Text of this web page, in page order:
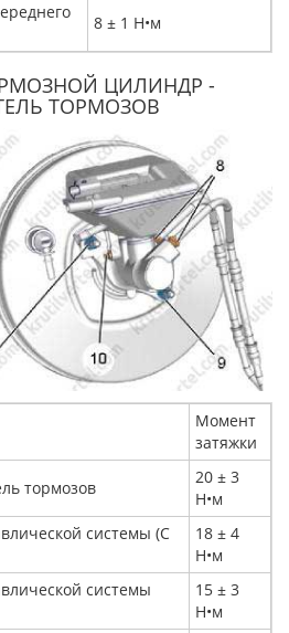
8 ± 1 Н•м
ЦИЛИНДР -
ТОРМОЗОВ
Момент
затяжки
тормозов
20 ± 3
Н•м
системы (С
18 ± 4
Н•м
системы
15 ± 3
Н•м